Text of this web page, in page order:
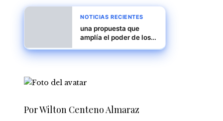
NOTICIAS RECIENTES
una propuesta que
amplía el poder de los
inmigración y
Por Wilton Centeno Almaraz